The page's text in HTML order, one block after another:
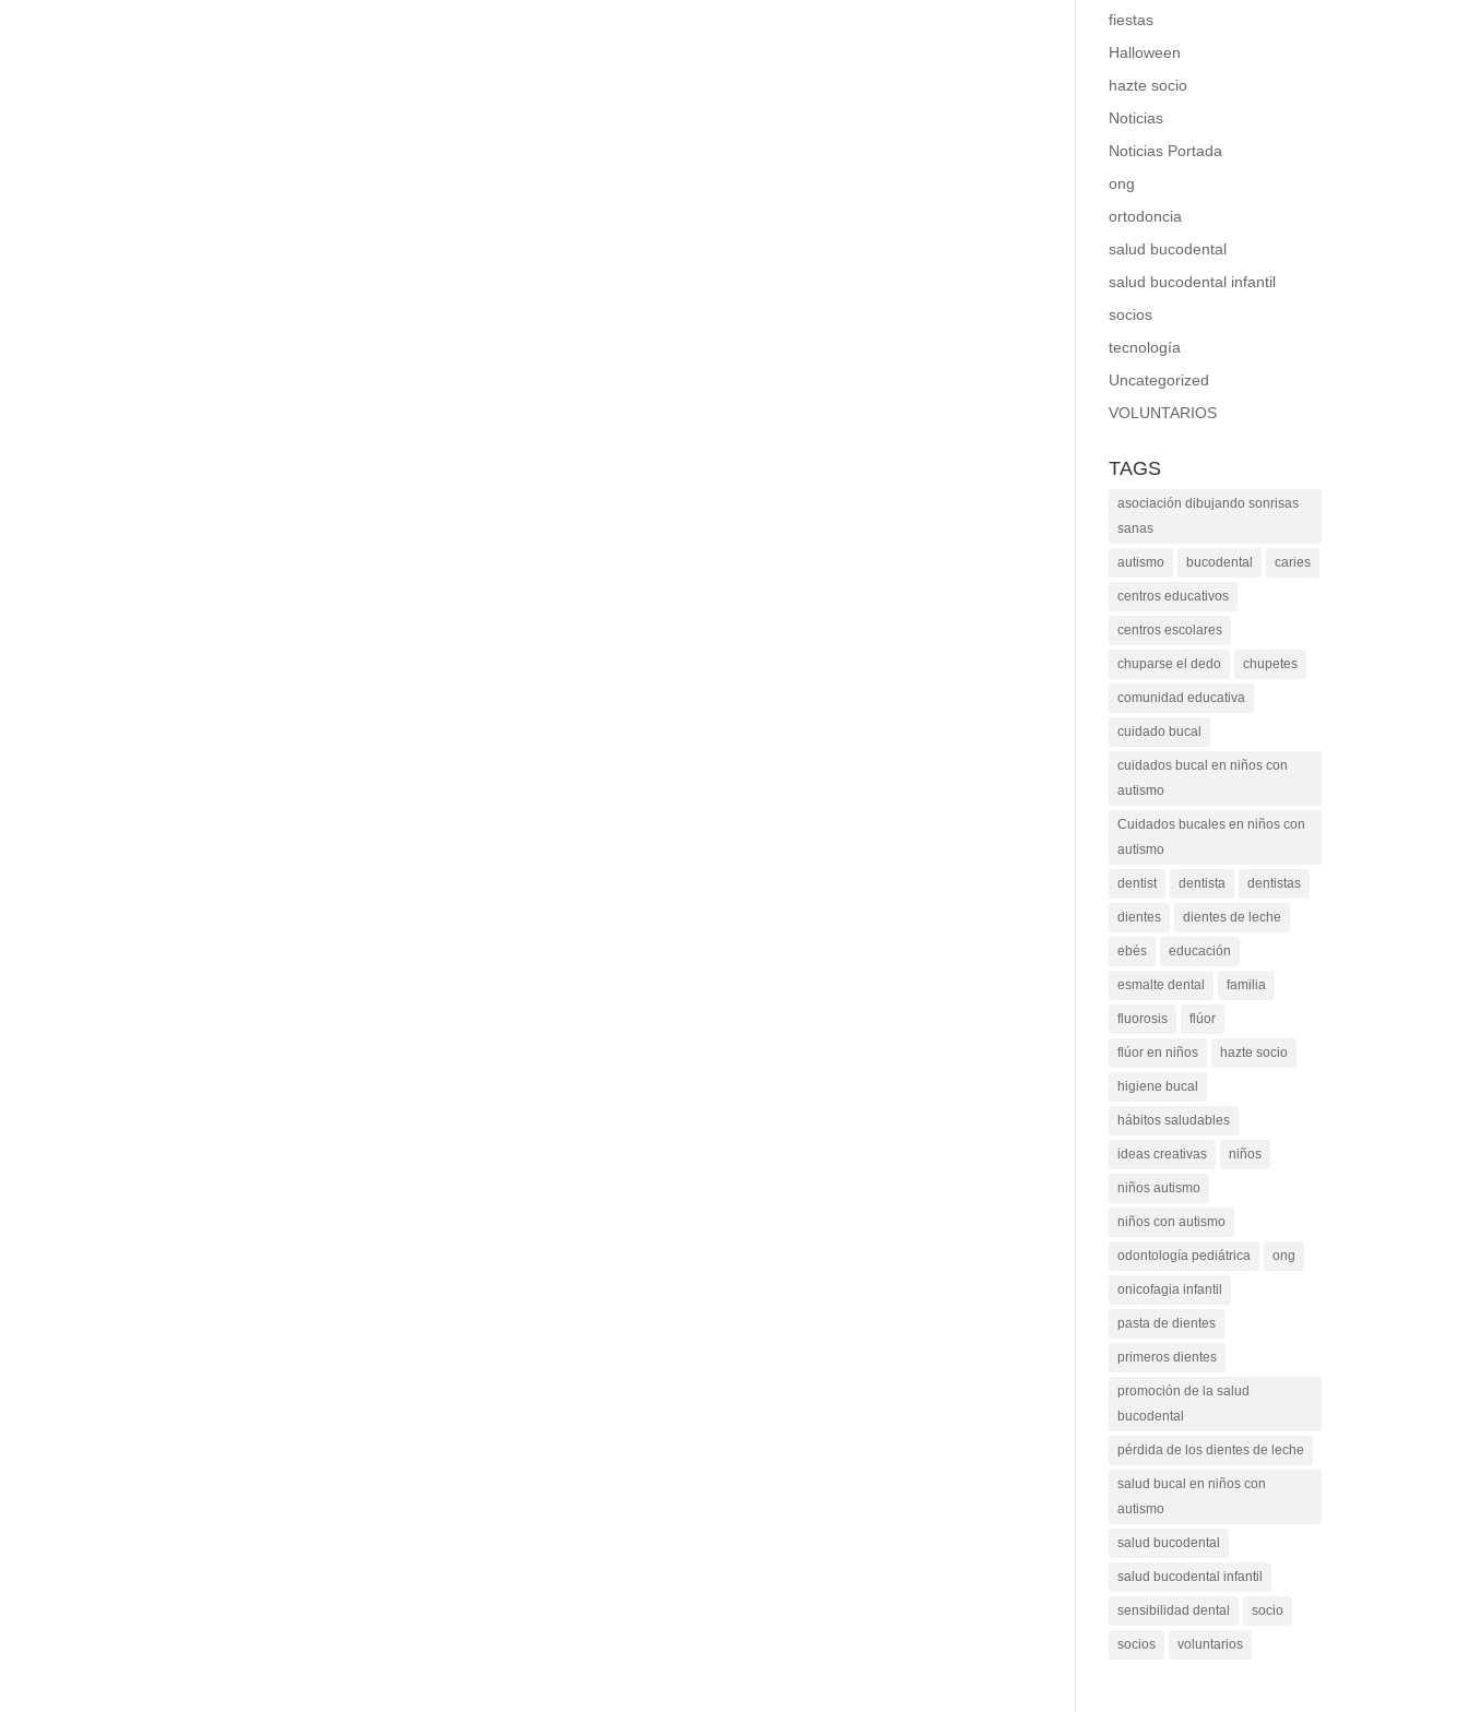
fiestas
Halloween
hazte socio
Noticias
Noticias Portada
ong
ortodoncia
salud bucodental
salud bucodental infantil
socios
tecnología
Uncategorized
VOLUNTARIOS
TAGS
asociación dibujando sonrisas
sanas
autismo bucodental caries
centros educativos
centros escolares
chuparse el dedo chupetes
comunidad educativa
cuidado bucal
cuidados bucal en niños con
autismo
Cuidados bucales en niños con
autismo
dentist dentista dentistas
dientes dientes de leche
ebés educación
esmalte dental familia
fluorosis flúor
flúor en niños hazte socio
higiene bucal
hábitos saludables
ideas creativas niños
niños autismo
niños con autismo
odontología pediátrica ong
onicofagia infantil
pasta de dientes
primeros dientes
promoción de la salud
bucodental
pérdida de los dientes de leche
salud bucal en niños con
autismo
salud bucodental
salud bucodental infantil
sensibilidad dental socio
socios voluntarios